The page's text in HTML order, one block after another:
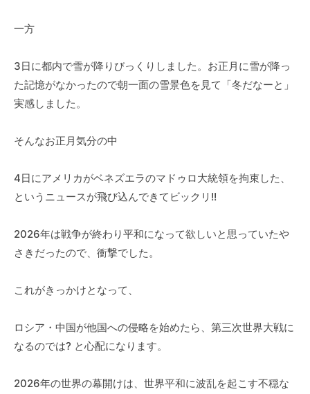
一方
3日に都内で雪が降りびっくりしました。お正月に雪が降っ
た記憶がなかったので朝一面の雪景色を見て「冬だなーと」
実感しました。
そんなお正月気分の中
4日にアメリカがベネズエラのマドゥロ大統領を拘束した、
というニュースが飛び込んできてビックリ!!
2026年は戦争が終わり平和になって欲しいと思っていたや
さきだったので、衝撃でした。
これがきっかけとなって、
ロシア・中国が他国への侵略を始めたら、第三次世界大戦に
なるのでは? と心配になります。
2026年の世界の幕開けは、世界平和に波乱を起こす不穏な